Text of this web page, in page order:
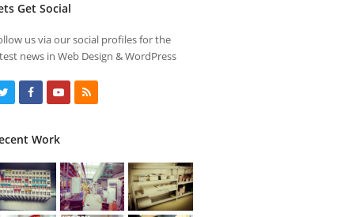
Get Social
us via our social profiles for the
news in Web Design & WordPress
i
t
t
e
c
e
b
o
t
u
b
R
Work